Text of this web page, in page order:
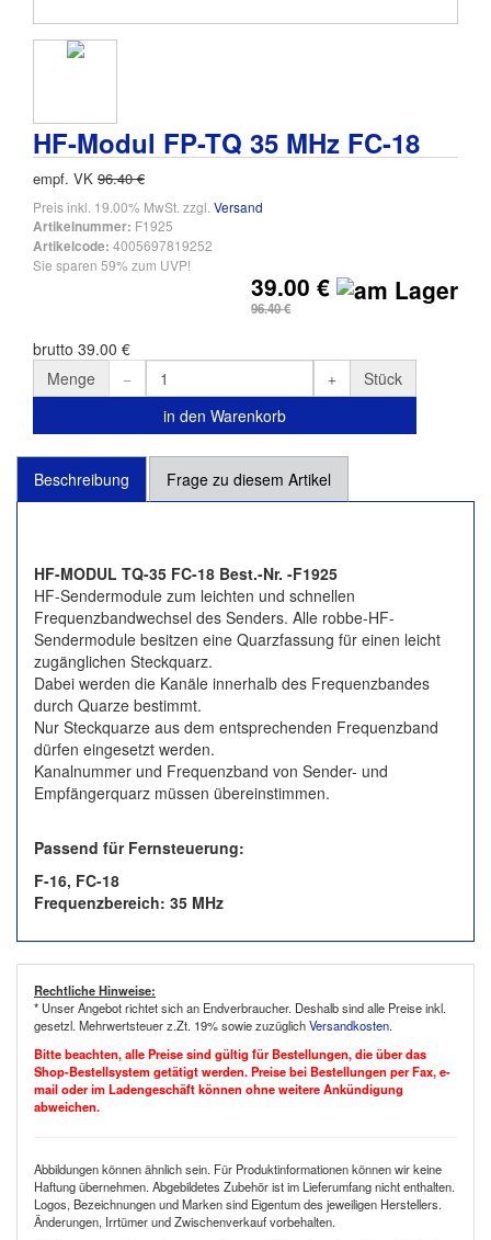
HF-Modul FP-TQ 35 MHz FC-18
empf. VK 96.40 €
Preis inkl. 19.00% MwSt. zzgl. Versand
Artikelnummer: F1925
Artikelcode: 4005697819252
Sie sparen 59% zum UVP!
39.00 €
96.40 €
brutto 39.00 €
Menge
Stück
in den Warenkorb
Beschreibung Frage zu diesem Artikel
HF-MODUL TQ-35 FC-18 Best.-Nr. -F1925
HF-Sendermodule zum leichten und schnellen
Frequenzbandwechsel des Senders. Alle robbe-HF-
Sendermodule besitzen eine Quarzfassung für einen leicht
zugänglichen Steckquarz.
Dabei werden die Kanäle innerhalb des Frequenzbandes
durch Quarze bestimmt.
Nur Steckquarze aus dem entsprechenden Frequenzband
dürfen eingesetzt werden.
Kanalnummer und Frequenzband von Sender- und
Empfängerquarz müssen übereinstimmen.
Passend für Fernsteuerung:
F-16, FC-18
Frequenzbereich: 35 MHz
Rechtliche Hinweise:
* Unser Angebot richtet sich an Endverbraucher. Deshalb sind alle Preise inkl.
gesetzl. Mehrwertsteuer z.Zt. 19% sowie zuzüglichVersandkosten.
Bitte beachten, alle Preise sind gültig für Bestellungen, die über das
Shop-Bestellsystem getätigt werden. Preise bei Bestellungen per Fax, e-
mail oder im Ladengeschäft können ohne weitere Ankündigung
abweichen.
Abbildungen können ähnlich sein. Für Produktinformationen können wir keine
Haftung übernehmen. Abgebildetes Zubehör ist im Lieferumfang nicht enthalten.
Logos, Bezeichnungen und Marken sind Eigentum des jeweiligen Herstellers.
Änderungen, Irrtümer und Zwischenverkauf vorbehalten.